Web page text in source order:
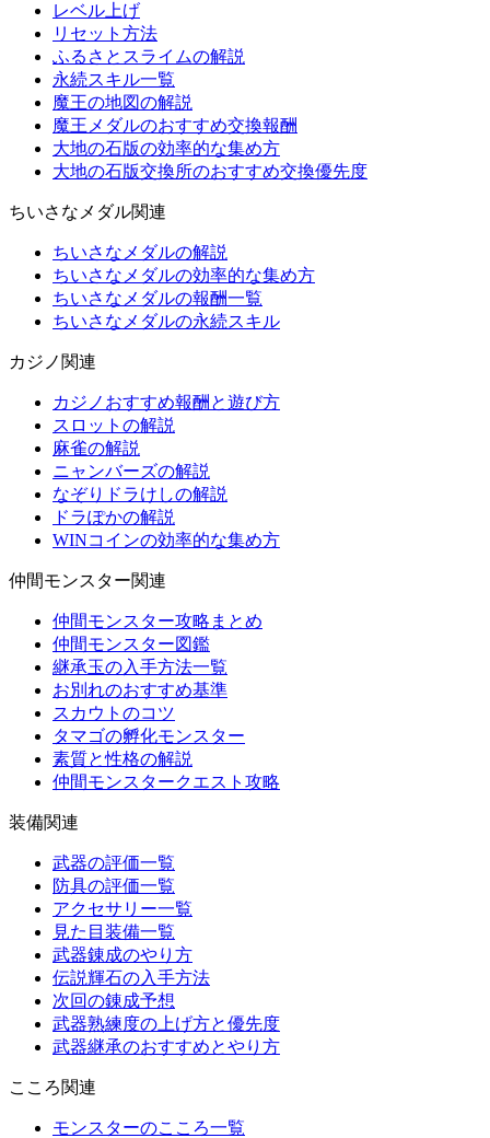
レベル上げ
リセット方法
ふるさとスライムの解説
永続スキル一覧
魔王の地図の解説
魔王メダルのおすすめ交換報酬
大地の石版の効率的な集め方
大地の石版交換所のおすすめ交換優先度
ちいさなメダル関連
ちいさなメダルの解説
ちいさなメダルの効率的な集め方
ちいさなメダルの報酬一覧
ちいさなメダルの永続スキル
カジノ関連
カジノおすすめ報酬と遊び方
スロットの解説
麻雀の解説
ニャンバーズの解説
なぞりドラけしの解説
ドラぽかの解説
WINコインの効率的な集め方
仲間モンスター関連
仲間モンスター攻略まとめ
仲間モンスター図鑑
継承玉の入手方法一覧
お別れのおすすめ基準
スカウトのコツ
タマゴの孵化モンスター
素質と性格の解説
仲間モンスタークエスト攻略
装備関連
武器の評価一覧
防具の評価一覧
アクセサリー一覧
見た目装備一覧
武器錬成のやり方
伝説輝石の入手方法
次回の錬成予想
武器熟練度の上げ方と優先度
武器継承のおすすめとやり方
こころ関連
モンスターのこころ一覧